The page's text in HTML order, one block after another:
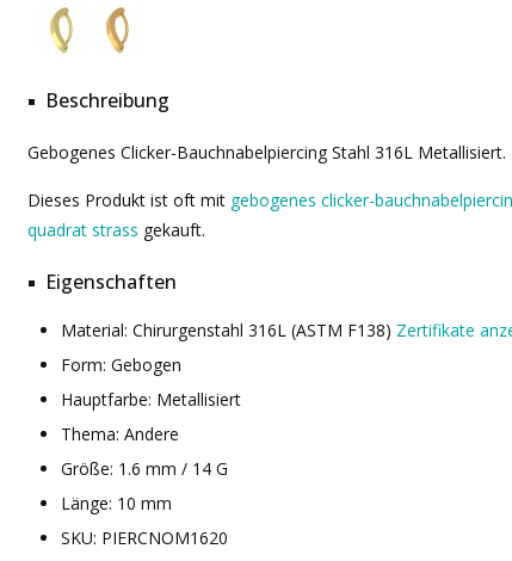
Beschreibung
Gebogenes Clicker-Bauchnabelpiercing Stahl 316L Metallisiert.
Dieses Produkt ist oft mit gebogenes clicker-
quadrat strass gekauft.
Eigenschaften
Material: Chirurgenstahl 316L (ASTM F138) Zertifikate
Form: Gebogen
Hauptfarbe: Metallisiert
Thema: Andere
Größe: 1.6 mm / 14 G
Länge: 10 mm
SKU: PIERCNOM1620